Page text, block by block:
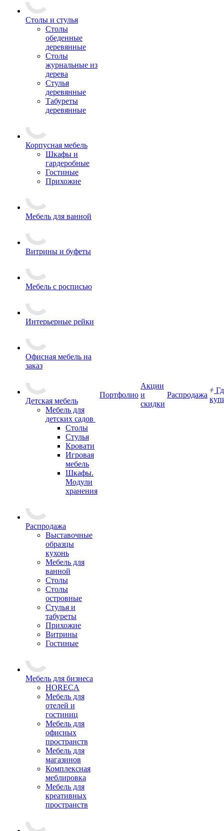
Столы и стулья
Столы
обеденные
деревянные
Столы
журнальные из
дерева
Стулья
деревянные
Табуреты
деревянные
Корпусная мебель
Шкафы и
гардеробные
Гостиные
Прихожие
Мебель для ванной
Витрины и буфеты
Мебель с росписью
Интерьерные рейки
Офисная мебель на
заказ
Детская мебель
Мебель для
детских садов
Столы
Стулья
Кровати
Игровая
мебель
Шкафы.
Модули
хранения
Распродажа
Выставочные
образцы
кухонь
Мебель для
ванной
Столы
Столы
островные
Стулья и
табуреты
Прихожие
Витрины
Гостиные
Мебель для бизнеса
HORECA
Мебель для
отелей и
гостиниц
Мебель для
офисных
пространств
Мебель для
магазинов
Комплексная
меблировка
Мебель для
креативных
пространств
Портфолио
Акции
и
скидки
Распродажа